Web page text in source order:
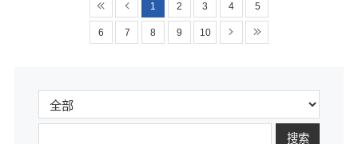
1 2 3 4 5
6 7 8 9 10
搜索